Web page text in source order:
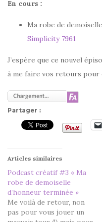
En cours :
Ma robe de
Simplicity 7961
J’espère que ce nouvel
à me faire vos retours pour
Partager :
Articles similaires
Podcast créatif #3 « Ma
robe de demoiselle
d’honneur terminée »
Me voilà de retour, non
pas pour vous jouer un